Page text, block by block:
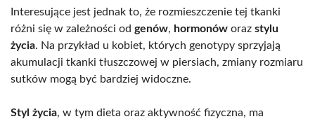
Interesujące jest jednak to, że rozmieszczenie tej tkanki
różni się w zależności od genów, hormonów oraz stylu
życia. Na przykład u kobiet, których genotypy sprzyjają
akumulacji tkanki tłuszczowej w piersiach, zmiany rozmiaru
sutków mogą być bardziej widoczne.
Styl życia, w tym dieta oraz aktywność fizyczna, ma